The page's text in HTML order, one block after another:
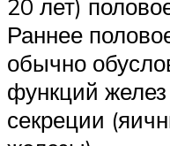
20 лет)
Раннее
обычно
функций
секреции